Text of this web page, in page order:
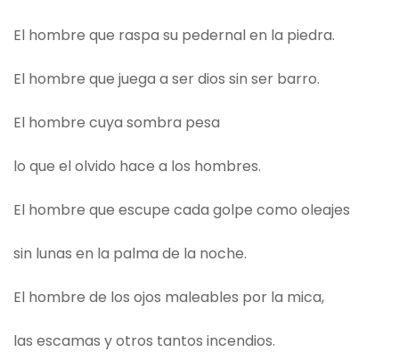
El hombre que raspa su pedernal en la piedra.
El hombre que juega a ser dios sin ser barro.
El hombre cuya sombra pesa
lo que el olvido hace a los hombres.
El hombre que escupe cada golpe como oleajes
sin lunas en la palma de la noche.
El hombre de los ojos maleables por la mica,
las escamas y otros tantos incendios.